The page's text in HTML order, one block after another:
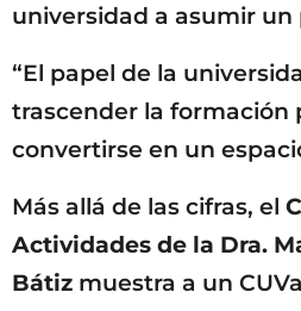
universidad a asumir un
“El papel de la
trascender la formación
convertirse en un
Más allá de las cifras, el
Actividades de la Dra.
Bátiz muestra a un